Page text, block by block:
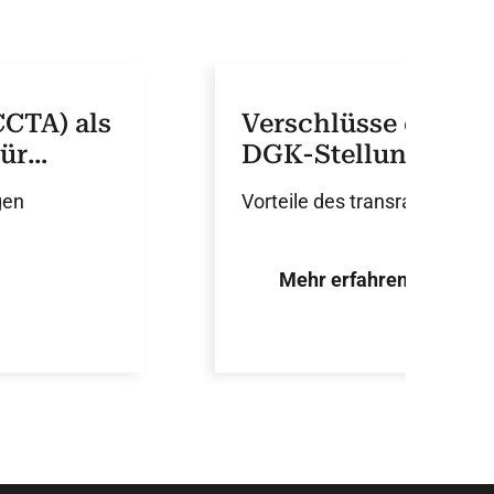
als
ist zu
Verschlüsse der
DGK-
Vorteile des transradialen
Mehr erfahren